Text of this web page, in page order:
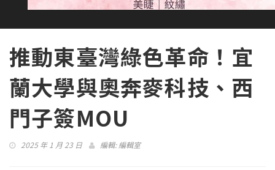
推動東臺灣綠色革命！宜
蘭大學與奧奔麥科技、西
門子簽MOU
2025 年 1 月 23 日 編輯:編輯室